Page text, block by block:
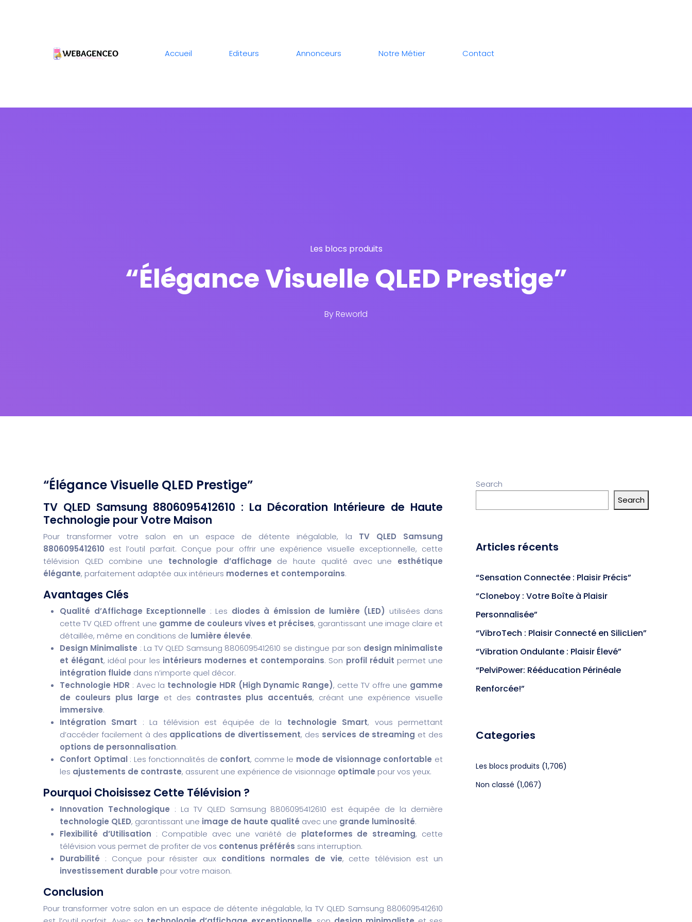
Accueil Editeurs Annonceurs Notre Métier Contact
Les blocs produits
“Élégance Visuelle QLED Prestige”
ByReworld
“Élégance Visuelle QLED Prestige”
TV QLED Samsung 8806095412610 : La Décoration Intérieure de Haute
Technologie pour Votre Maison
Pour transformer votre salon en un espace de détente inégalable, la TV QLED Samsung
8806095412610 est l’outil parfait. Conçue pour offrir une expérience visuelle exceptionnelle, cette
télévision QLED combine une technologie d’affichage de haute qualité avec une esthétique
élégante, parfaitement adaptée aux intérieurs modernes et contemporains.
Avantages Clés
Qualité d’Affichage Exceptionnelle : Les diodes à émission de lumière (LED) utilisées dans
cette TV QLED offrent une gamme de couleurs vives et précises, garantissant une image claire et
détaillée, même en conditions de lumière élevée.
Design Minimaliste : La TV QLED Samsung 8806095412610 se distingue par son design minimaliste
et élégant, idéal pour les intérieurs modernes et contemporains. Son profil réduit permet une
intégration fluide dans n’importe quel décor.
Technologie HDR : Avec la technologie HDR (High Dynamic Range), cette TV offre une gamme
de couleurs plus large et des contrastes plus accentués, créant une expérience visuelle
immersive.
Intégration Smart : La télévision est équipée de la technologie Smart, vous permettant
d’accéder facilement à des applications de divertissement, des services de streaming et des
options de personnalisation.
Confort Optimal : Les fonctionnalités de confort, comme le mode de visionnage confortable et
les ajustements de contraste, assurent une expérience de visionnage optimale pour vos yeux.
Pourquoi Choisissez Cette Télévision ?
Innovation Technologique : La TV QLED Samsung 8806095412610 est équipée de la dernière
technologie QLED, garantissant une image de haute qualité avec une grande luminosité.
Flexibilité d’Utilisation : Compatible avec une variété de plateformes de streaming, cette
télévision vous permet de profiter de vos contenus préférés sans interruption.
Durabilité : Conçue pour résister aux conditions normales de vie, cette télévision est un
investissement durable pour votre maison.
Conclusion
Pour transformer votre salon en un espace de détente inégalable, la TV QLED Samsung 8806095412610
Search
Search
Articles récents
“Sensation Connectée : Plaisir Précis”
“Cloneboy : Votre Boîte à Plaisir
Personnalisée”
“VibroTech : Plaisir Connecté en SilicLien”
“Vibration Ondulante : Plaisir Élevé”
“PelviPower: Rééducation Périnéale
Renforcée!”
Categories
Les blocs produits (1,706)
Non classé (1,067)